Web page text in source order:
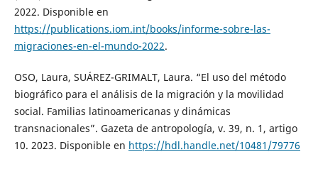
2022. Disponible en
https://publications.iom.int/books/informe-sobre-las-
migraciones-en-el-mundo-2022.
OSO, Laura, SUÁREZ-GRIMALT, Laura. “El uso del método
biográfico para el análisis de la migración y la movilidad
social. Familias latinoamericanas y dinámicas
transnacionales”. Gazeta de antropología, v. 39, n. 1, artigo
10. 2023. Disponible en https://hdl.handle.net/10481/79776